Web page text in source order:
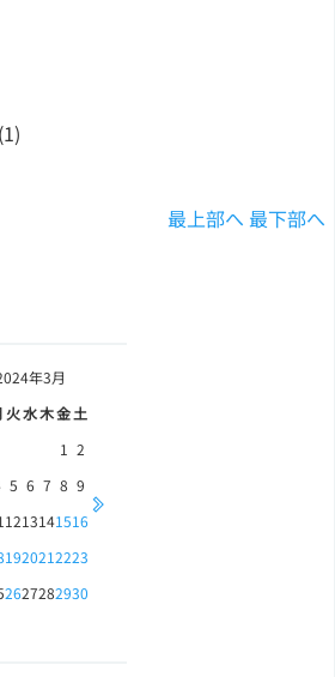
(1)
年3月
火水木金土
1 2
5 6 7 8 9
1213141516
1920212223
2627282930
最上部へ 最下部へ